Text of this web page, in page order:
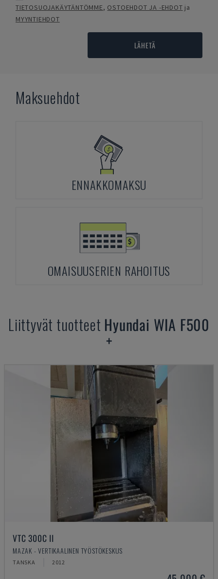
TIETOSUOJAKÄYTÄNTÖMME, OSTOEHDOT JA -EHDOT ja
MYYNTIEHDOT
LÄHETÄ
Maksuehdot
ENNAKKOMAKSU
OMAISUUSERIEN RAHOITUS
Liittyvät tuotteet Hyundai WIA F500
+
VTC 300C II
MAZAK - VERTIKAALINEN TYÖSTÖKESKUS
TANSKA 2012